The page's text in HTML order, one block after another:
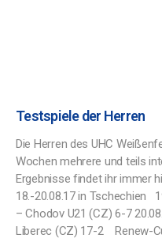
Testspiele der Herren
Die Herren des UHC
Wochen mehrere und teils
Ergebnisse findet ihr immer
18.-20.08.17 in Tschechien
– Chodov U21 (CZ) 6-7
Liberec (CZ) 17-2 Renew-